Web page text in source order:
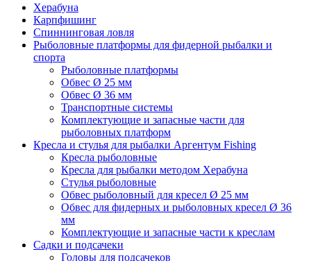
Херабуна
Карпфишинг
Спиннинговая ловля
Рыболовные платформы для фидерной рыбалки и
спорта
Рыболовные платформы
Обвес Ø 25 мм
Обвес Ø 36 мм
Транспортные системы
Комплектующие и запасные части для
рыболовных платформ
Кресла и стулья для рыбалки Аргентум Fishing
Кресла рыболовные
Кресла для рыбалки методом Херабуна
Стулья рыболовные
Обвес рыболовный для кресел Ø 25 мм
Обвес для фидерных и рыболовных кресел Ø 36
мм
Комплектующие и запасные части к креслам
Садки и подсачеки
Головы для подсачеков